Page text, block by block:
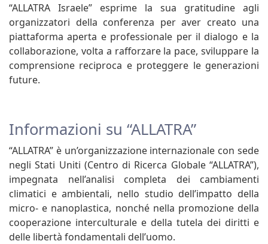
“ALLATRA Israele” esprime la sua gratitudine agli
organizzatori della conferenza per aver creato una
piattaforma aperta e professionale per il dialogo e la
collaborazione, volta a rafforzare la pace, sviluppare la
comprensione reciproca e proteggere le generazioni
future.
Informazioni su “ALLATRA”
“ALLATRA” è un’organizzazione internazionale con sede
negli Stati Uniti (Centro di Ricerca Globale “ALLATRA”),
impegnata nell’analisi completa dei cambiamenti
climatici e ambientali, nello studio dell’impatto della
micro- e nanoplastica, nonché nella promozione della
cooperazione interculturale e della tutela dei diritti e
delle libertà fondamentali dell’uomo.